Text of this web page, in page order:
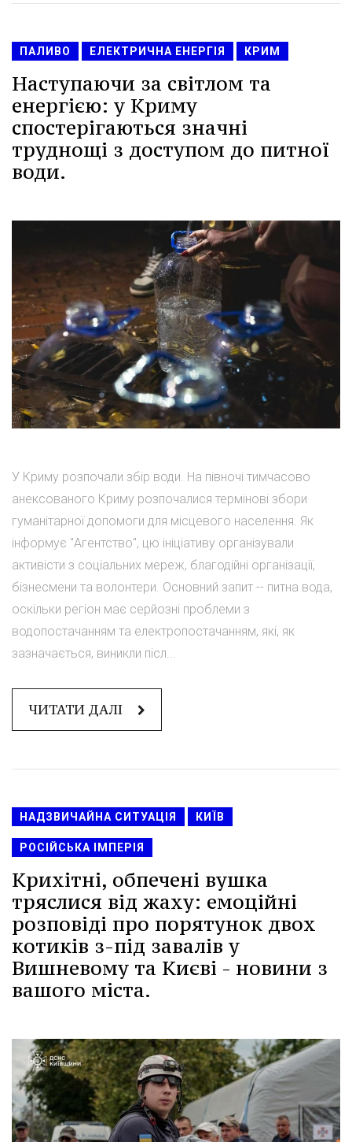
ПАЛИВО ЕЛЕКТРИЧНА ЕНЕРГІЯ КРИМ
Наступаючи за світлом та
енергією: у Криму
спостерігаються значні
труднощі з доступом до питної
води.
У Криму розпочали збір води. На півночі тимчасово
анексованого Криму розпочалися термінові збори
гуманітарної допомоги для місцевого населення. Як
інформує "Агентство", цю ініціативу організували
активісти з соціальних мереж, благодійні організації,
бізнесмени та волонтери. Основний запит -- питна вода,
оскільки регіон має серйозні проблеми з
водопостачанням та електропостачанням, які, як
зазначається, виникли післ...
ЧИТАТИ ДАЛІ
НАДЗВИЧАЙНА СИТУАЦІЯ КИЇВ
РОСІЙСЬКА ІМПЕРІЯ
Крихітні, обпечені вушка
тряслися від жаху: емоційні
розповіді про порятунок двох
котиків з-під завалів у
Вишневому та Києві - новини з
вашого міста.